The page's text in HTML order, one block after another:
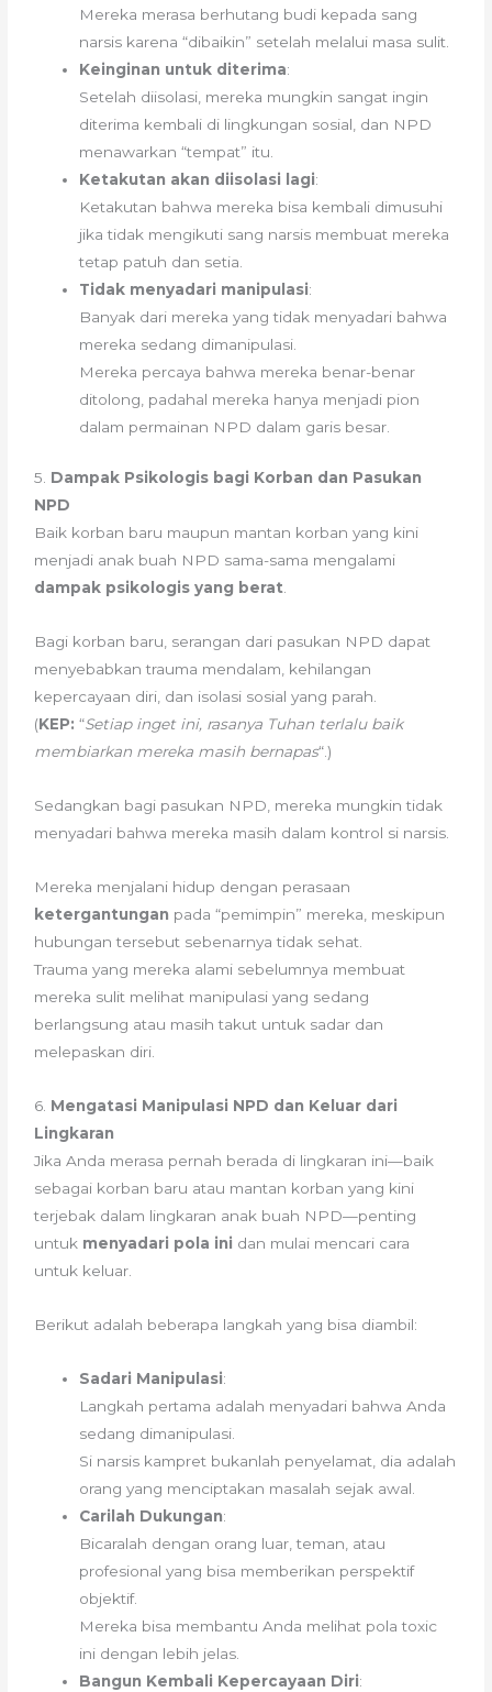
Mereka merasa berhutang budi kepada sang
narsis karena “dibaikin” setelah melalui masa sulit.
Keinginan untuk diterima:
Setelah diisolasi, mereka mungkin sangat ingin
diterima kembali di lingkungan sosial, dan NPD
menawarkan “tempat” itu.
Ketakutan akan diisolasi lagi:
Ketakutan bahwa mereka bisa kembali dimusuhi
jika tidak mengikuti sang narsis membuat mereka
tetap patuh dan setia.
Tidak menyadari manipulasi:
Banyak dari mereka yang tidak menyadari bahwa
mereka sedang dimanipulasi.
Mereka percaya bahwa mereka benar-benar
ditolong, padahal mereka hanya menjadi pion
dalam permainan NPD dalam garis besar.
5. Dampak Psikologis bagi Korban dan Pasukan
NPD
Baik korban baru maupun mantan korban yang kini
menjadi anak buah NPD sama-sama mengalami
dampak psikologis yang berat
Bagi korban baru, serangan dari pasukan NPD dapat
menyebabkan trauma mendalam, kehilangan
kepercayaan diri, dan isolasi sosial yang parah.
(KEP: “Setiap inget ini, rasanya Tuhan terlalu baik
membiarkan mereka masih bernapas“.)
Sedangkan bagi pasukan NPD, mereka mungkin tidak
menyadari bahwa mereka masih dalam kontrol si narsis.
Mereka menjalani hidup dengan perasaan
ketergantungan pada “pemimpin” mereka, meskipun
hubungan tersebut sebenarnya tidak sehat.
Trauma yang mereka alami sebelumnya membuat
mereka sulit melihat manipulasi yang sedang
berlangsung atau masih takut untuk sadar dan
melepaskan diri.
6. Mengatasi Manipulasi NPD dan Keluar dari
Lingkaran
Jika Anda merasa pernah berada di lingkaran ini—baik
sebagai korban baru atau mantan korban yang kini
terjebak dalam lingkaran anak buah NPD—penting
untuk menyadari pola ini dan mulai mencari cara
untuk keluar.
Berikut adalah beberapa langkah yang bisa diambil:
Sadari Manipulasi:
Langkah pertama adalah menyadari bahwa Anda
sedang dimanipulasi.
Si narsis kampret bukanlah penyelamat, dia adalah
orang yang menciptakan masalah sejak awal.
Carilah Dukungan:
Bicaralah dengan orang luar, teman, atau
profesional yang bisa memberikan perspektif
objektif.
Mereka bisa membantu Anda melihat pola toxic
ini dengan lebih jelas.
Bangun Kembali Kepercayaan Diri: